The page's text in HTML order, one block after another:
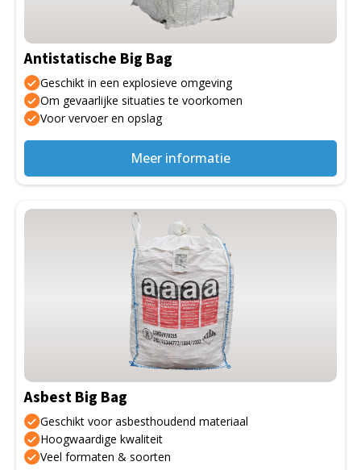
Antistatische Big Bag
Geschikt in een explosieve omgeving
Om gevaarlijke situaties te voorkomen
Voor vervoer en opslag
Meer informatie
gekozen
worden
op
de
productpagina
Asbest Big Bag
Geschikt voor asbesthoudend materiaal
Hoogwaardige kwaliteit
Veel formaten & soorten
Dit
gekozen
worden
op
de
productpagina